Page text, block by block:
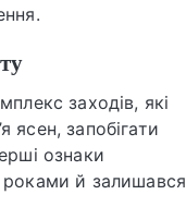
заходів, які
ясен, запобігати
ознаки
роками й залишався